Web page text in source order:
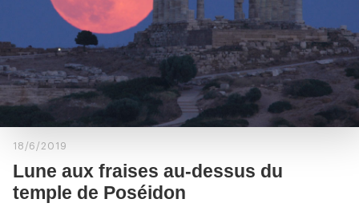
18/6/2019
Lune aux fraises au-dessus du
temple de Poséidon